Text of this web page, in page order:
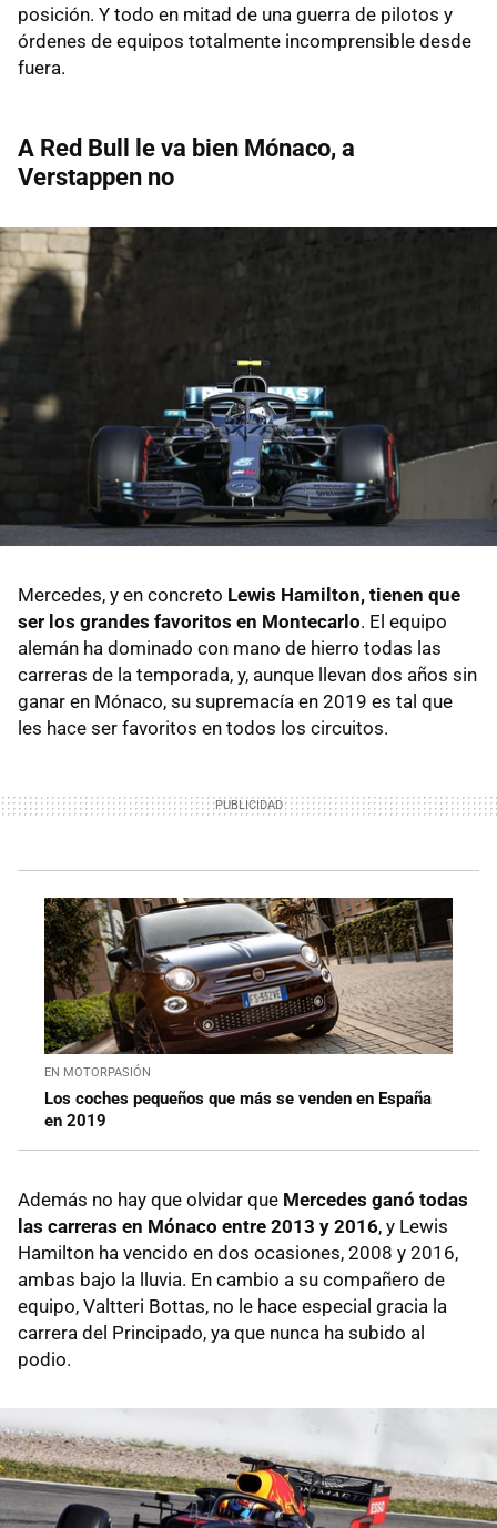
posición. Y todo en mitad de una guerra de pilotos y
órdenes de equipos totalmente incomprensible desde
fuera.
A Red Bull le va bien Mónaco, a
Verstappen no
Mercedes, y en concreto Lewis Hamilton, tienen que
ser los grandes favoritos en Montecarlo. El equipo
alemán ha dominado con mano de hierro todas las
carreras de la temporada, y, aunque llevan dos años sin
ganar en Mónaco, su supremacía en 2019 es tal que
les hace ser favoritos en todos los circuitos.
EN MOTORPASIÓN
Los coches pequeños que más se venden en España
en 2019
Además no hay que olvidar que Mercedes ganó todas
las carreras en Mónaco entre 2013 y 2016, y Lewis
Hamilton ha vencido en dos ocasiones, 2008 y 2016,
ambas bajo la lluvia. En cambio a su compañero de
equipo, Valtteri Bottas, no le hace especial gracia la
carrera del Principado, ya que nunca ha subido al
podio.